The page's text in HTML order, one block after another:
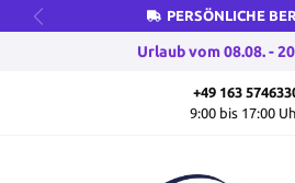
springen PERSÖNLICHE
Urlaub vom 08.08. -
+49 163
9:00 bis 17:00